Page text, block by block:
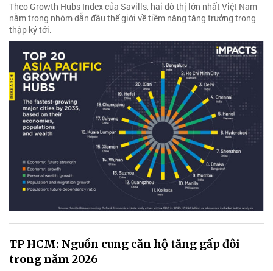
Theo Growth Hubs Index của Savills, hai đô thị lớn nhất Việt Nam
nằm trong nhóm dẫn đầu thế giới về tiềm năng tăng trưởng trong
thập kỷ tới.
TP HCM: Nguồn cung căn hộ tăng gấp đôi
trong năm 2026